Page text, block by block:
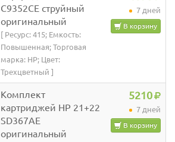
C9352CE струйный
оригинальный
[ Ресурс: 415; Емкость:
Повышенная; Торговая
марка: HP; Цвет:
Трехцветный ]
7 дней
В корзину
Комплект
картриджей HP 21+22
SD367AE
оригинальный
5210
7 дней
В корзину